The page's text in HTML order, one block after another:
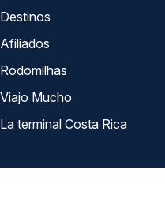
Destinos
Afiliados
Rodomilhas
Viajo Mucho
La terminal Costa Rica